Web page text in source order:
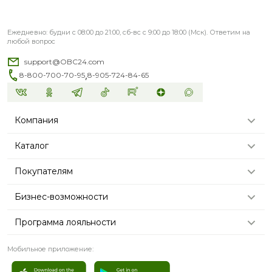
Ежедневно: будни с 08:00 до 21:00, сб-вс с 9:00 до 18:00 (Мск). Ответим на
любой вопрос
support@OBC24.com
8-800-700-70-95,8-905-724-84-65
Компания
Каталог
Покупателям
Бизнес-возможности
Программа лояльности
Мобильное приложение: